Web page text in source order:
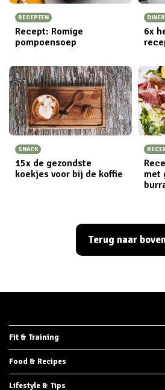
RECEPTEN
Recept: Romige
pompoensoep
DINER
6x
SNACK
15x de gezondste
koekjes voor bij de koffie
met
Terug naar
Fit & Training
Food & Recipes
Lifestyle & Tips